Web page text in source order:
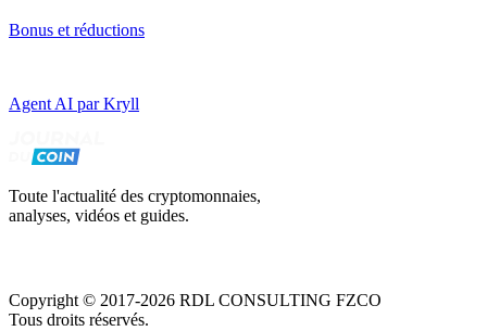
Bonus et réductions
Agent AI par Kryll
Toute l'actualité des cryptomonnaies,
analyses, vidéos et guides.
Copyright © 2017-2026 RDL CONSULTING FZCO
Tous droits réservés.